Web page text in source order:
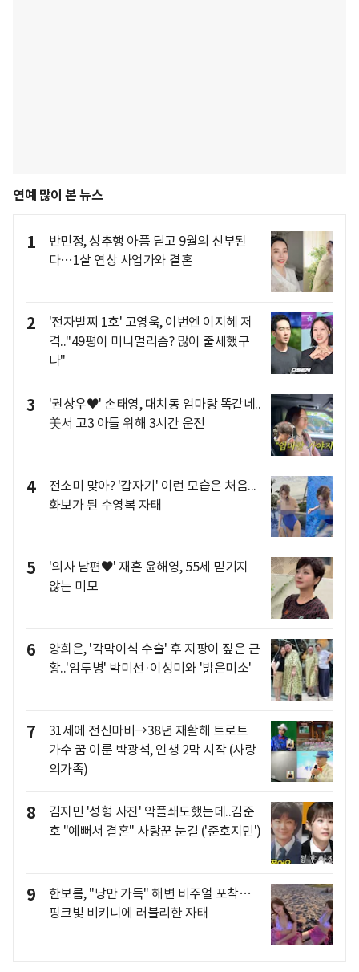
연예 많이 본 뉴스
1
반민정, 성추행 아픔 딛고 9월의 신부된
다…1살 연상 사업가와 결혼
2
'전자발찌 1호' 고영욱, 이번엔 이지혜 저
격.."49평이 미니멀리즘? 많이 출세했구
나"
3
'권상우♥' 손태영, 대치동 엄마랑 똑같네..
美서 고3 아들 위해 3시간 운전
4
전소미 맞아? '갑자기' 이런 모습은 처음...
화보가 된 수영복 자태
5
'의사 남편♥' 재혼 윤해영, 55세 믿기지
않는 미모
6
양희은, '각막이식 수술' 후 지팡이 짚은 근
황..'암투병' 박미선·이성미와 '밝은미소'
7
31세에 전신마비→38년 재활해 트로트
가수 꿈 이룬 박광석, 인생 2막 시작 (사랑
의가족)
8
김지민 '성형 사진' 악플쇄도했는데..김준
호 "예뻐서 결혼" 사랑꾼 눈길 ('준호지민')
9
한보름, "낭만 가득" 해변 비주얼 포착…
핑크빛 비키니에 러블리한 자태